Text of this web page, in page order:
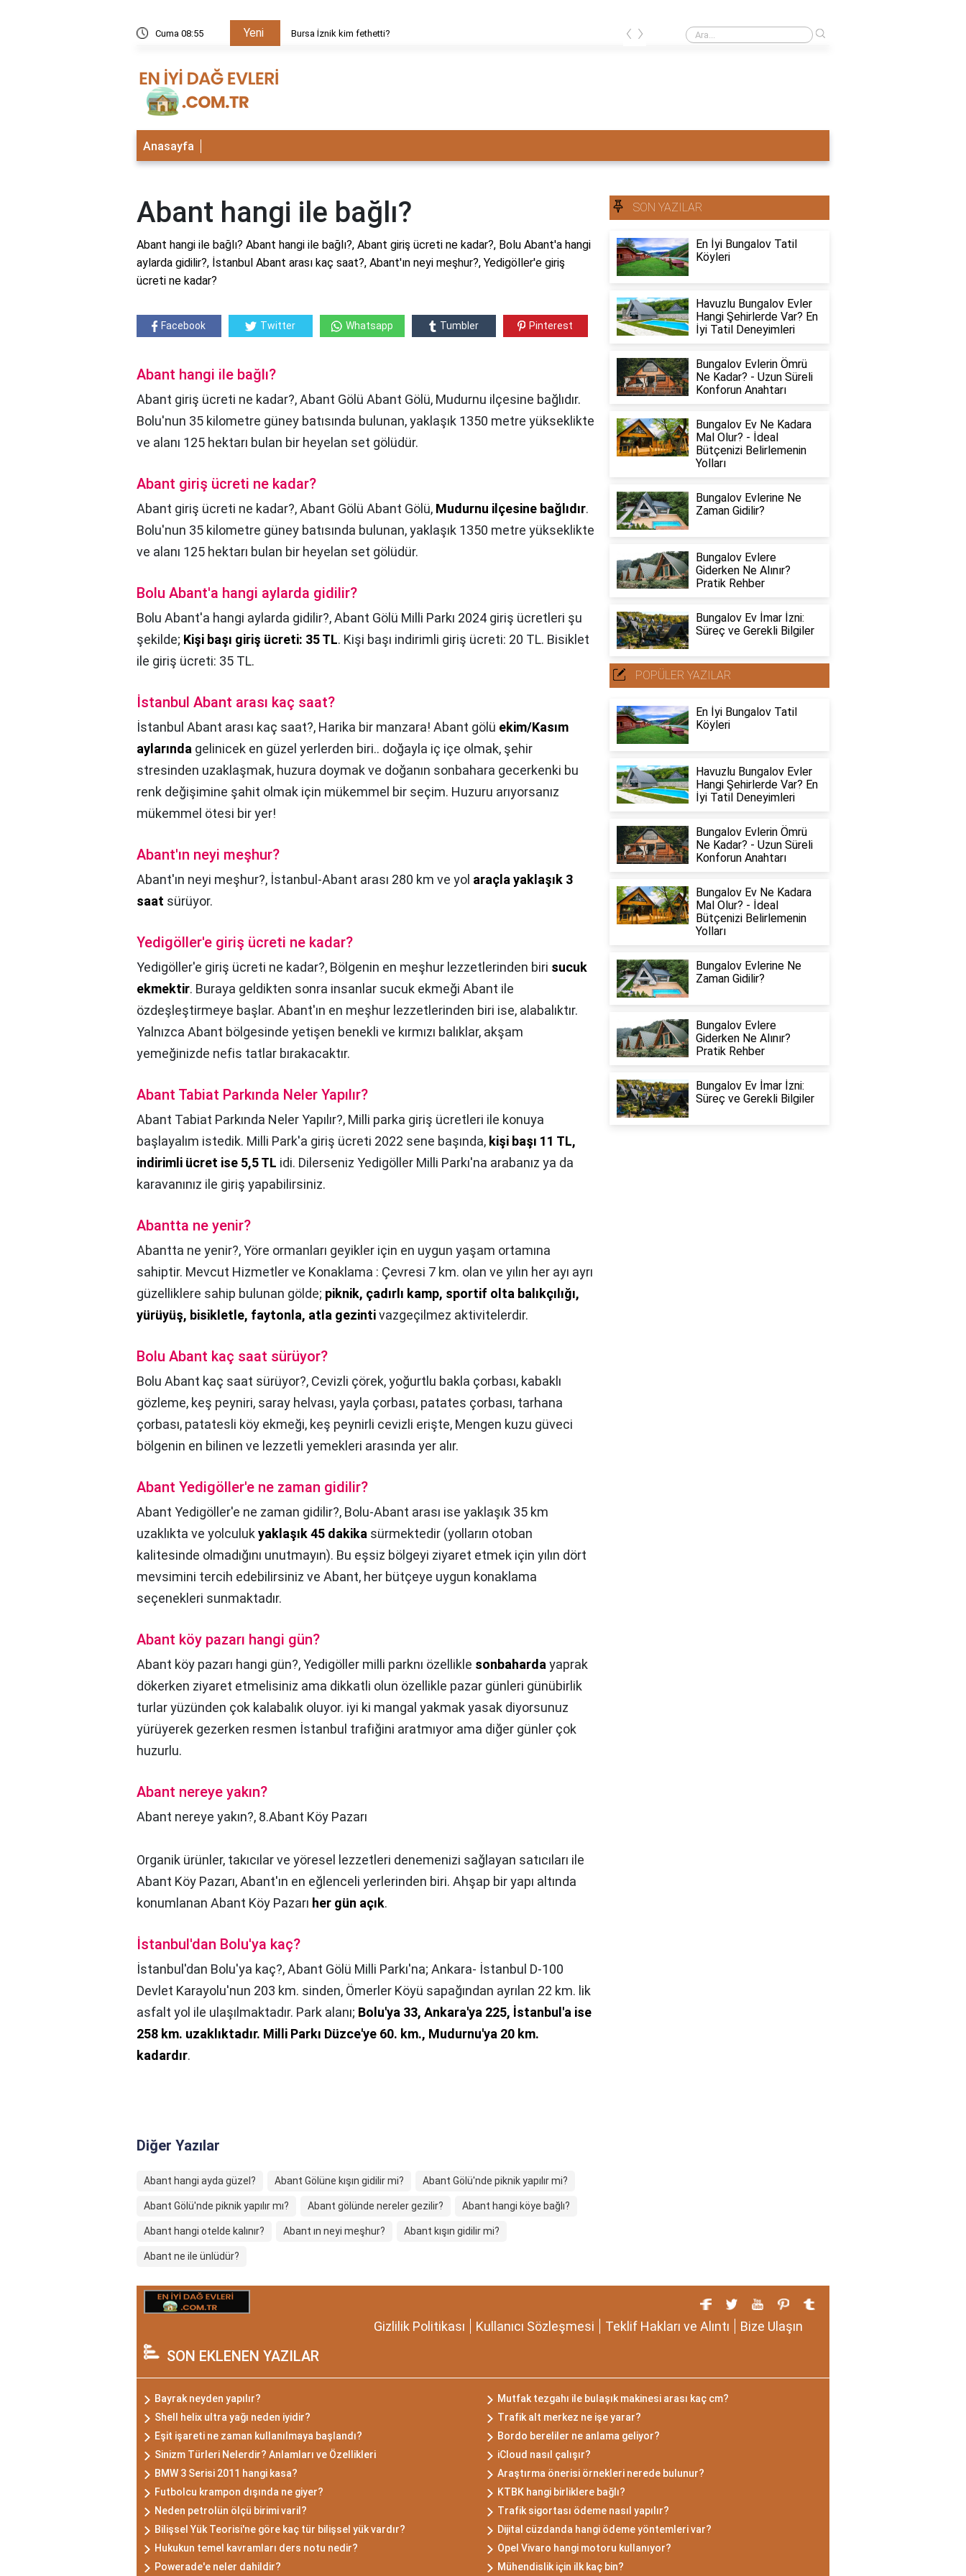
Cuma 08:55 Yeni Bursa İznik kim fethetti? Ahşap ev mi pahalı beton ev mi?
‹ ›
Anasayfa
Abant hangi ile bağlı?
Abant hangi ile bağlı? Abant hangi ile bağlı?, Abant giriş ücreti ne kadar?, Bolu Abant'a hangi
aylarda gidilir?, İstanbul Abant arası kaç saat?, Abant'ın neyi meşhur?, Yedigöller'e giriş
ücreti ne kadar?
Facebook Twitter Whatsapp Tumbler Pinterest
Abant hangi ile bağlı?
Abant giriş ücreti ne kadar?, Abant Gölü Abant Gölü, Mudurnu ilçesine bağlıdır.
Bolu'nun 35 kilometre güney batısında bulunan, yaklaşık 1350 metre yükseklikte
ve alanı 125 hektarı bulan bir heyelan set gölüdür.
Abant giriş ücreti ne kadar?
Abant giriş ücreti ne kadar?,Abant Gölü Abant Gölü, Mudurnu ilçesine bağlıdır.
Bolu'nun 35 kilometre güney batısında bulunan, yaklaşık 1350 metre yükseklikte
ve alanı 125 hektarı bulan bir heyelan set gölüdür.
Bolu Abant'a hangi aylarda gidilir?
Bolu Abant'a hangi aylarda gidilir?,Abant Gölü Milli Parkı 2024 giriş ücretleri şu
şekilde; Kişi başı giriş ücreti: 35 TL. Kişi başı indirimli giriş ücreti: 20 TL. Bisiklet
ile giriş ücreti: 35 TL.
İstanbul Abant arası kaç saat?
İstanbul Abant arası kaç saat?, Harika bir manzara! Abant gölü ekim/Kasım
aylarında gelinicek en güzel yerlerden biri.. doğayla iç içe olmak, şehir
stresinden uzaklaşmak, huzura doymak ve doğanın sonbahara gecerkenki bu
renk değişimine şahit olmak için mükemmel bir seçim. Huzuru arıyorsanız
mükemmel ötesi bir yer!
Abant'ın neyi meşhur?
Abant'ın neyi meşhur?, İstanbul-Abant arası 280 km ve yol araçla yaklaşık 3
saat sürüyor.
Yedigöller'e giriş ücreti ne kadar?
Yedigöller'e giriş ücreti ne kadar?, Bölgenin en meşhur lezzetlerinden biri sucuk
ekmektir. Buraya geldikten sonra insanlar sucuk ekmeği Abant ile
özdeşleştirmeye başlar. Abant'ın en meşhur lezzetlerinden biri ise, alabalıktır.
Yalnızca Abant bölgesinde yetişen benekli ve kırmızı balıklar, akşam
yemeğinizde nefis tatlar bırakacaktır.
Abant Tabiat Parkında Neler Yapılır?
Abant Tabiat Parkında Neler Yapılır?, Milli parka giriş ücretleri ile konuya
başlayalım istedik. Milli Park'a giriş ücreti 2022 sene başında, kişi başı 11 TL,
indirimli ücret ise 5,5 TL idi. Dilerseniz Yedigöller Milli Parkı'na arabanız ya da
karavanınız ile giriş yapabilirsiniz.
Abantta ne yenir?
Abantta ne yenir?,Yöre ormanları geyikler için en uygun yaşam ortamına
sahiptir. Mevcut Hizmetler ve Konaklama : Çevresi 7 km. olan ve yılın her ayı ayrı
güzelliklere sahip bulunan gölde; piknik, çadırlı kamp, sportif olta balıkçılığı,
yürüyüş, bisikletle, faytonla, atla gezintivazgeçilmez aktivitelerdir.
Bolu Abant kaç saat sürüyor?
Bolu Abant kaç saat sürüyor?, Cevizli çörek, yoğurtlu bakla çorbası, kabaklı
gözleme, keş peyniri, saray helvası, yayla çorbası, patates çorbası, tarhana
çorbası, patatesli köy ekmeği, keş peynirli cevizli erişte, Mengen kuzu güveci
bölgenin en bilinen ve lezzetli yemekleri arasında yer alır.
Abant Yedigöller'e ne zaman gidilir?
Abant Yedigöller'e ne zaman gidilir?, Bolu-Abant arası ise yaklaşık 35 km
uzaklıkta ve yolculukyaklaşık 45 dakika sürmektedir (yolların otoban
kalitesinde olmadığını unutmayın). Bu eşsiz bölgeyi ziyaret etmek için yılın dört
mevsimini tercih edebilirsiniz ve Abant, her bütçeye uygun konaklama
seçenekleri sunmaktadır.
Abant köy pazarı hangi gün?
Abant köy pazarı hangi gün?,Yedigöller milli parknı özellikle sonbaharda yaprak
dökerken ziyaret etmelisiniz ama dikkatli olun özellikle pazar günleri günübirlik
turlar yüzünden çok kalabalık oluyor. iyi ki mangal yakmak yasak diyorsunuz
yürüyerek gezerken resmen İstanbul trafiğini aratmıyor ama diğer günler çok
huzurlu.
Abant nereye yakın?
Abant nereye yakın?, 8.Abant Köy Pazarı
Organik ürünler, takıcılar ve yöresel lezzetleri denemenizi sağlayan satıcıları ile
Abant Köy Pazarı, Abant'ın en eğlenceli yerlerinden biri. Ahşap bir yapı altında
konumlanan Abant Köy Pazarı her gün açık.
İstanbul'dan Bolu'ya kaç?
İstanbul'dan Bolu'ya kaç?,Abant Gölü Milli Parkı'na; Ankara- İstanbul D-100
Devlet Karayolu'nun 203 km. sinden, Ömerler Köyü sapağından ayrılan 22 km. lik
asfalt yol ile ulaşılmaktadır. Park alanı; Bolu'ya 33, Ankara'ya 225, İstanbul'a ise
258 km. uzaklıktadır. Milli Parkı Düzce'ye 60. km., Mudurnu'ya 20 km.
kadardır.
Diğer Yazılar
Abant hangi ayda güzel? Abant Gölüne kışın gidilir mi? Abant Gölü'nde piknik yapılır mi?
Abant Gölü'nde piknik yapılır mı? Abant gölünde nereler gezilir? Abant hangi köye bağlı?
Abant hangi otelde kalınır? Abant ın neyi meşhur? Abant kışın gidilir mi?
Abant ne ile ünlüdür?
SON YAZILAR
En İyi Bungalov Tatil
Köyleri
Havuzlu Bungalov Evler
Hangi Şehirlerde Var? En
İyi Tatil Deneyimleri
Bungalov Evlerin Ömrü
Ne Kadar? - Uzun Süreli
Konforun Anahtarı
Bungalov Ev Ne Kadara
Mal Olur? - İdeal
Bütçenizi Belirlemenin
Yolları
Bungalov Evlerine Ne
Zaman Gidilir?
Bungalov Evlere
Giderken Ne Alınır?
Pratik Rehber
Bungalov Ev İmar İzni:
Süreç ve Gerekli Bilgiler
POPÜLER YAZILAR
En İyi Bungalov Tatil
Köyleri
Havuzlu Bungalov Evler
Hangi Şehirlerde Var? En
İyi Tatil Deneyimleri
Bungalov Evlerin Ömrü
Ne Kadar? - Uzun Süreli
Konforun Anahtarı
Bungalov Ev Ne Kadara
Mal Olur? - İdeal
Bütçenizi Belirlemenin
Yolları
Bungalov Evlerine Ne
Zaman Gidilir?
Bungalov Evlere
Giderken Ne Alınır?
Pratik Rehber
Bungalov Ev İmar İzni:
Süreç ve Gerekli Bilgiler
Gizlilik Politikası Kullanıcı Sözleşmesi Teklif Hakları ve Alıntı Bize Ulaşın
SON EKLENEN YAZILAR
Bayrak neyden yapılır?
Mutfak tezgahı ile bulaşık makinesi arası kaç cm?
Shell helix ultra yağı neden iyidir?
Trafik alt merkez ne işe yarar?
Eşit işareti ne zaman kullanılmaya başlandı?
Bordo bereliler ne anlama geliyor?
Sinizm Türleri Nelerdir? Anlamları ve Özellikleri
iCloud nasıl çalışır?
BMW 3 Serisi 2011 hangi kasa?
Araştırma önerisi örnekleri nerede bulunur?
Futbolcu krampon dışında ne giyer?
KTBK hangi birliklere bağlı?
Neden petrolün ölçü birimi varil?
Trafik sigortası ödeme nasıl yapılır?
Bilişsel Yük Teorisi'ne göre kaç tür bilişsel yük vardır?
Dijital cüzdanda hangi ödeme yöntemleri var?
Hukukun temel kavramları ders notu nedir?
Opel Vivaro hangi motoru kullanıyor?
Powerade'e neler dahildir?
Mühendislik için ilk kaç bin?